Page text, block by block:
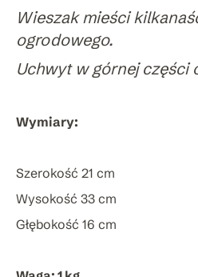
Wieszak mieści
ogrodowego.
Uchwyt w górnej części
Wymiary:
Szerokość 21 cm
Wysokość 33 cm
Głębokość 16 cm